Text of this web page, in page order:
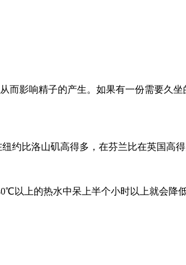
而影响精子的产生。如果有一份需要久坐
约比洛山矶高得多，在芬兰比在英国高得
以上的热水中呆上半个小时以上就会降